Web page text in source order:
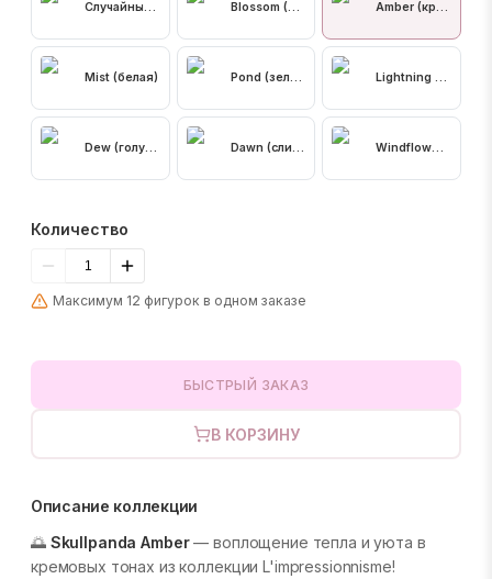
Случайный цвет Blossom (бордовая) Amber (кремовая)
Mist (белая) Pond (зеленая) Lightning
Dew (голубая) Dawn (сливочная) Windflower
Количество
Максимум 12 фигурок в одном заказе
БЫСТРЫЙ ЗАКАЗ
В КОРЗИНУ
Описание коллекции
🌅 Skullpanda Amber— воплощение тепла и уюта в
кремовых тонах из коллекции L'impressionnisme!